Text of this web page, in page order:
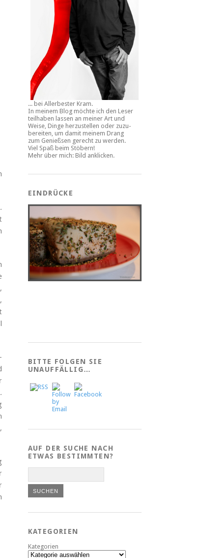
... bei Allerbester Kram.
In meinem Blog möchte ich den Leser
teilhaben lassen an meiner Art und
Weise, Dinge herzustellen oder zuzu-
bereiten, um damit meinem Drang
zum Genießsen gerecht zu werden.
Viel Spaß beim Stöbern!
Mehr über mich: Bild anklicken.
EINDRÜCKE
BITTE FOLGEN SIE
UNAUFFÄLLIG…
AUF DER SUCHE NACH
ETWAS BESTIMMTEN?
KATEGORIEN
Kategorien